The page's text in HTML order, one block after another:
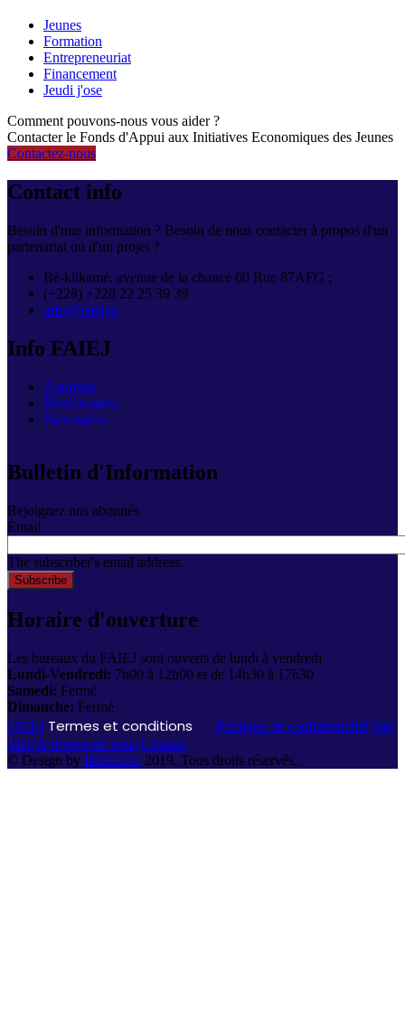
Jeunes
Formation
Entrepreneuriat
Financement
Jeudi j'ose
Comment pouvons-nous vous aider ?
Contacter le Fonds d'Appui aux Initiatives Economiques des Jeunes
Contactez-nous
Contact info
Besoin d'une information ? Besoin de nous contacter à propos d'un
partenariat ou d'un projet ?
Bè-klikamé, avenue de la chance 60 Rue 87AFG ;
(+228) +228 22 25 39 39
info@faiej.tg
Info FAIEJ
A propos
Bénéficiaires
Partenaires
Bulletin d'Information
Rejoignez nos abonnés
Email
The subscriber's email address.
Horaire d'ouverture
Les bureaux du FAIEJ sont ouverts de lundi à vendredi
Lundi-Vendredi: 7h00 à 12h00 et de 14h30 à 17h30
Samedi: Fermé
Dimanche: Fermé
FAIEJ Termes et conditions Politique de confidentialité Site
Map A propos de nous Contact
© Design by IMAGIN' 2019. Tous droits réservés.